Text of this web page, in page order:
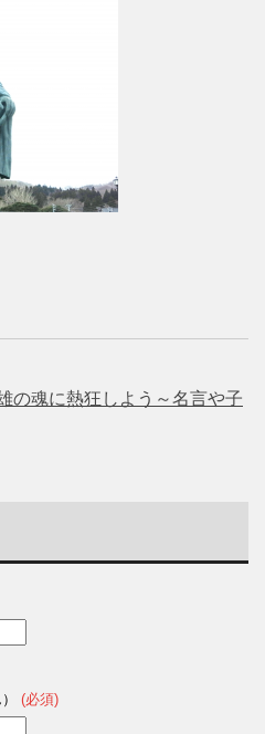
の魂に熱狂しよう～名言や子
(必須)